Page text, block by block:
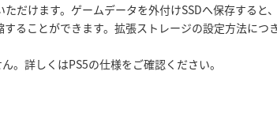
だけます。ゲームデータを外付けSSDへ保存すると
ることができます。拡張ストレージの設定方法につ
。詳しくはPS5の仕様をご確認ください。